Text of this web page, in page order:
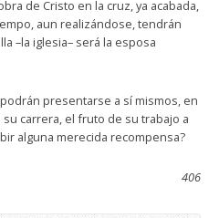
de Cristo en la cruz, ya acabada,
aun realizándose, tendrán
–la iglesia– será la esposa
presentarse a sí mismos, en
carrera, el fruto de su trabajo a
alguna merecida recompensa?
406